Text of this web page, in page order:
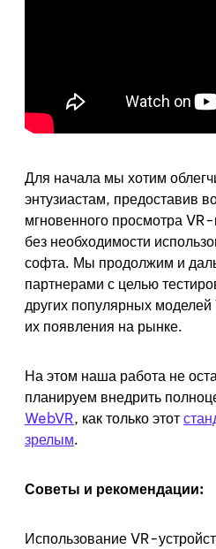
Для начала мы хотим
энтузиастам, предоставив
мгновенного просмотра
без необходимости
софта. Мы продолжим и
партнерами с целью
других популярных
их появления на рынке.
На этом наша работа не
планируем внедрить
WebVR, как только этот
зрелым.
Советы и рекомендации:
Использование VR-